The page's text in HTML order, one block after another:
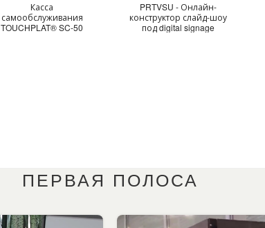
Касса
самообслуживания
TOUCHPLAT® SC-50
PRTVSU - Онлайн-
конструктор слайд-шоу
под digital signage
ПЕРВАЯ ПОЛОСА